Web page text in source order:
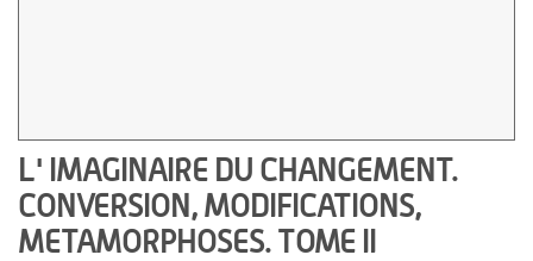
L' IMAGINAIRE DU CHANGEMENT.
CONVERSION, MODIFICATIONS,
METAMORPHOSES. TOME II